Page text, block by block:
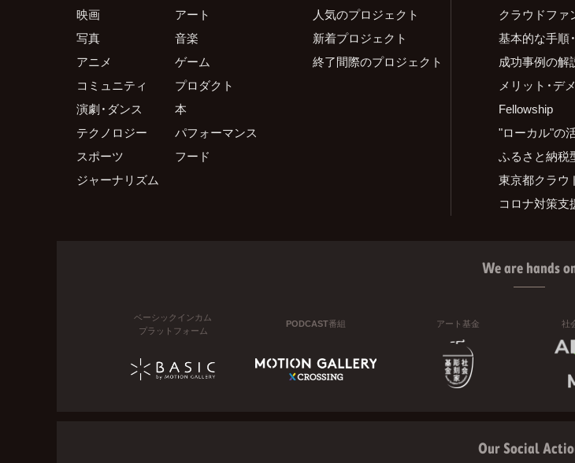
映画
アート
写真
音楽
アニメ
ゲーム
コミュニティ
プロダクト
演劇・ダンス
本
テクノロジー
パフォーマンス
スポーツ
フード
ジャーナリズム
人気のプロジェクト
新着プロジェクト
終了間際のプロジェクト
クラウドファ
基本的な手順
成功事例の解
メリット・デ
Fellowship
"ローカル"の
ふるさと納税
東京都クラウ
コロナ対策支
We are hands
ベーシックインカム
プラットフォーム
PODCAST番組 アート基金 社
Our Social